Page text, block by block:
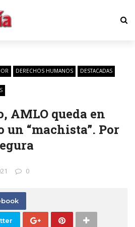
DERECHOS HUMANOS DESTACADAS
AMLO queda en
un “machista”. Por
0